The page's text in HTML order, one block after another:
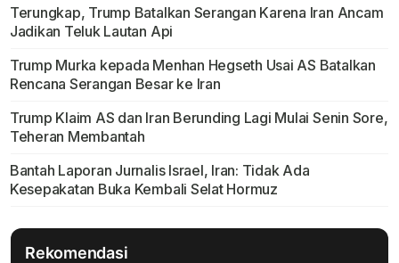
Terungkap, Trump Batalkan Serangan Karena Iran Ancam
Jadikan Teluk Lautan Api
Trump Murka kepada Menhan Hegseth Usai AS Batalkan
Rencana Serangan Besar ke Iran
Trump Klaim AS dan Iran Berunding Lagi Mulai Senin Sore,
Teheran Membantah
Bantah Laporan Jurnalis Israel, Iran: Tidak Ada
Kesepakatan Buka Kembali Selat Hormuz
Rekomendasi